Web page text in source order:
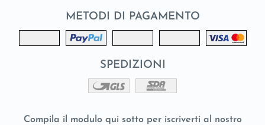
METODI DI PAGAMENTO
SPEDIZIONI
Compila il modulo qui sotto per iscriverti al nostro